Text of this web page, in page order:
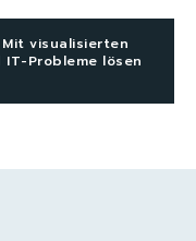
visualisierten
Probleme lösen